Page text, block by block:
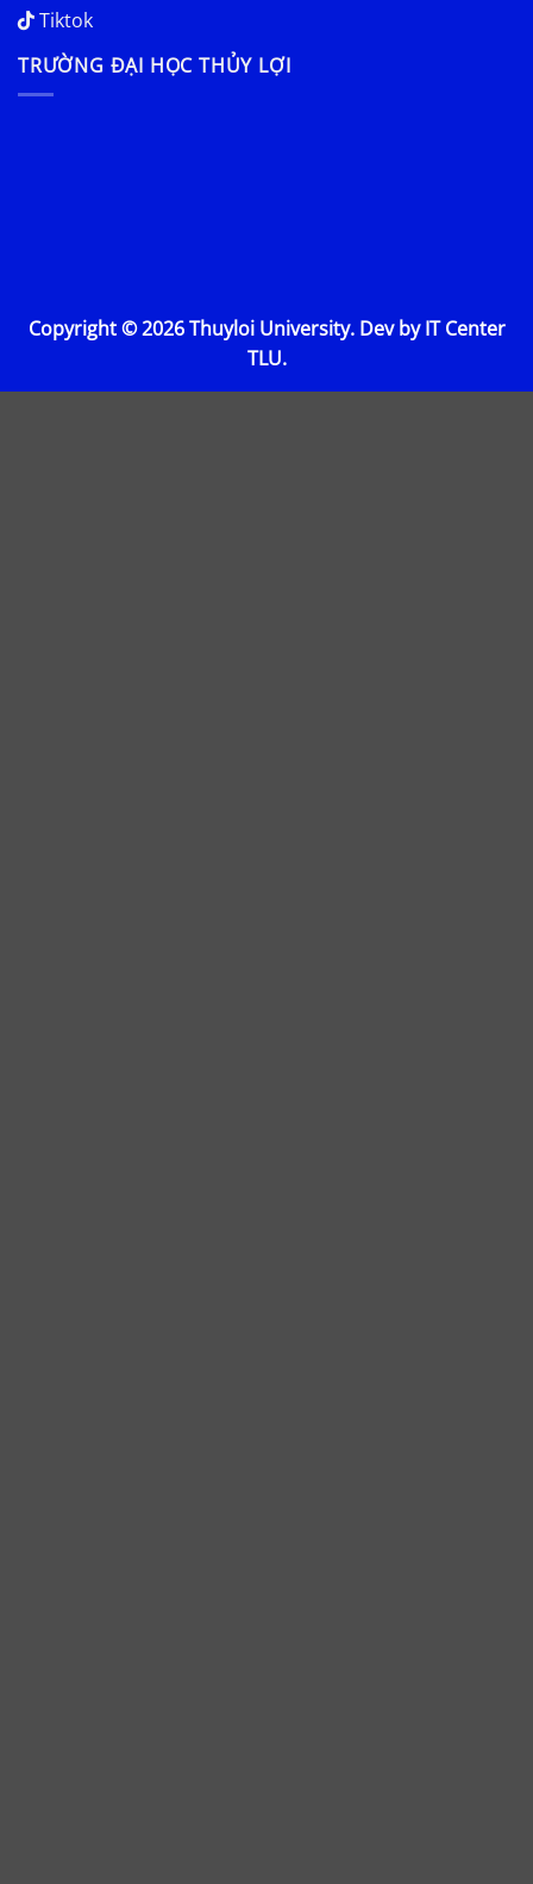
Tiktok
TRƯỜNG ĐẠI HỌC THỦY LỢI
Copyright © 2026 Thuyloi University. Dev by IT Center
TLU.